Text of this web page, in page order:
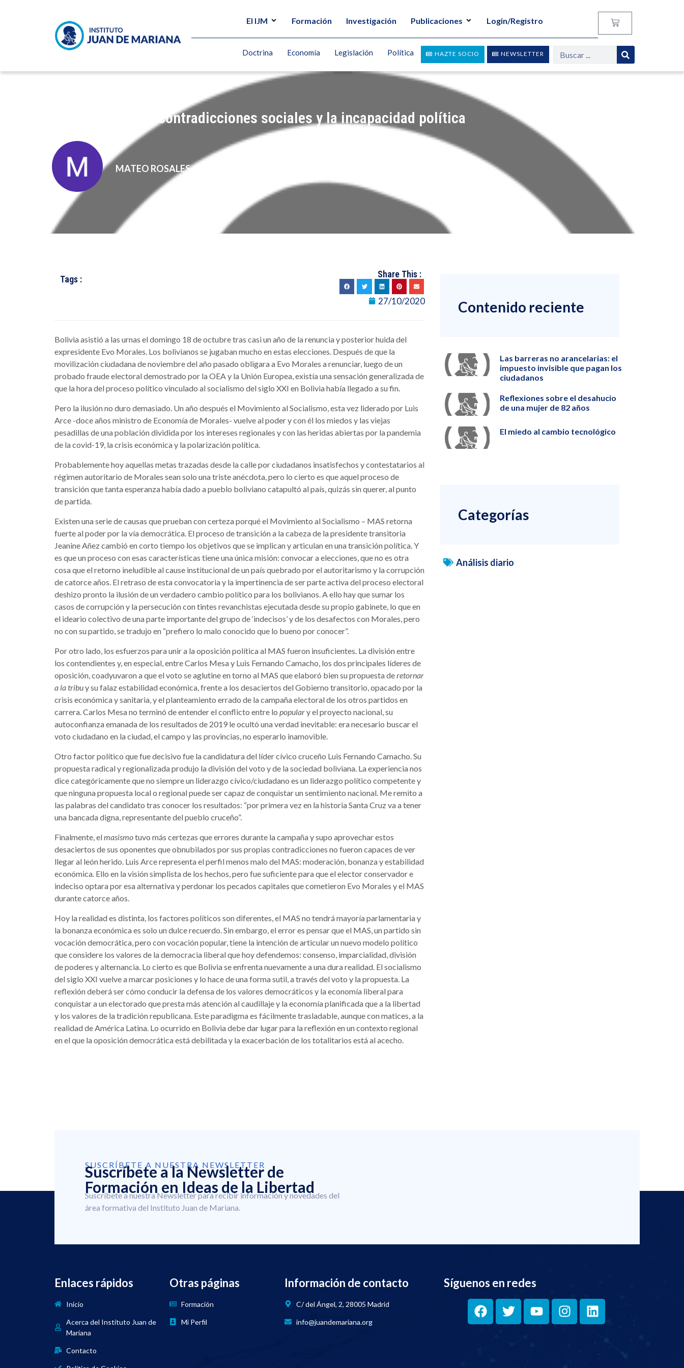
El IJM Formación Investigación Publicaciones Login/Registro
NEWSLETTER
HAZTE SOCIO
Doctrina Economía Legislación Política
Bolivia, entre las contradicciones sociales y la incapacidad política
MATEO ROSALES
Tags : Share This :
27/10/2020
Bolivia asistió a las urnas el domingo 18 de octubre tras casi un año de la renuncia y posterior huida del
expresidente Evo Morales. Los bolivianos se jugaban mucho en estas elecciones. Después de que la
movilización ciudadana de noviembre del año pasado obligara a Evo Morales a renunciar, luego de un
probado fraude electoral demostrado por la OEA y la Unión Europea, existía una sensación generalizada de
que la hora del proceso político vinculado al socialismo del siglo XXI en Bolivia había llegado a su fin.
Pero la ilusión no duro demasiado. Un año después el Movimiento al Socialismo, esta vez liderado por Luis
Arce -doce años ministro de Economía de Morales- vuelve al poder y con él los miedos y las viejas
pesadillas de una población dividida por los intereses regionales y con las heridas abiertas por la pandemia
de la covid-19, la crisis económica y la polarización política.
Probablemente hoy aquellas metas trazadas desde la calle por ciudadanos insatisfechos y contestatarios al
régimen autoritario de Morales sean solo una triste anécdota, pero lo cierto es que aquel proceso de
transición que tanta esperanza había dado a pueblo boliviano catapultó al país, quizás sin querer, al punto
de partida.
Existen una serie de causas que prueban con certeza porqué el Movimiento al Socialismo – MAS retorna
fuerte al poder por la vía democrática. El proceso de transición a la cabeza de la presidente transitoria
Jeanine Añez cambió en corto tiempo los objetivos que se implican y articulan en una transición política. Y
es que un proceso con esas características tiene una única misión: convocar a elecciones, que no es otra
cosa que el retorno ineludible al cause institucional de un país quebrado por el autoritarismo y la corrupción
de catorce años. El retraso de esta convocatoria y la impertinencia de ser parte activa del proceso electoral
deshizo pronto la ilusión de un verdadero cambio político para los bolivianos. A ello hay que sumar los
casos de corrupción y la persecución con tintes revanchistas ejecutada desde su propio gabinete, lo que en
el ideario colectivo de una parte importante del grupo de ‘indecisos’ y de los desafectos con Morales, pero
no con su partido, se tradujo en “prefiero lo malo conocido que lo bueno por conocer”.
Por otro lado, los esfuerzos para unir a la oposición política al MAS fueron insuficientes. La división entre
los contendientes y, en especial, entre Carlos Mesa y Luis Fernando Camacho, los dos principales líderes de
oposición, coadyuvaron a que el voto se aglutine en torno al MAS que elaboró bien su propuesta de retornar
a la tribuy su falaz estabilidad económica, frente a los desaciertos del Gobierno transitorio, opacado por la
crisis económica y sanitaria, y el planteamiento errado de la campaña electoral de los otros partidos en
carrera. Carlos Mesa no terminó de entender el conflicto entre lo populary el proyecto nacional, su
autoconfianza emanada de los resultados de 2019 le ocultó una verdad inevitable: era necesario buscar el
voto ciudadano en la ciudad, el campo y las provincias, no esperarlo inamovible.
Otro factor político que fue decisivo fue la candidatura del líder cívico cruceño Luis Fernando Camacho. Su
propuesta radical y regionalizada produjo la división del voto y de la sociedad boliviana. La experiencia nos
dice categóricamente que no siempre un liderazgo cívico/ciudadano es un liderazgo político competente y
que ninguna propuesta local o regional puede ser capaz de conquistar un sentimiento nacional. Me remito a
las palabras del candidato tras conocer los resultados: “por primera vez en la historia Santa Cruz va a tener
una bancada digna, representante del pueblo cruceño”.
Finalmente, el masismotuvo más certezas que errores durante la campaña y supo aprovechar estos
desaciertos de sus oponentes que obnubilados por sus propias contradicciones no fueron capaces de ver
llegar al león herido. Luis Arce representa el perfil menos malo del MAS: moderación, bonanza y estabilidad
económica. Ello en la visión simplista de los hechos, pero fue suficiente para que el elector conservador e
indeciso optara por esa alternativa y perdonar los pecados capitales que cometieron Evo Morales y el MAS
durante catorce años.
Hoy la realidad es distinta, los factores políticos son diferentes, el MAS no tendrá mayoría parlamentaria y
la bonanza económica es solo un dulce recuerdo. Sin embargo, el error es pensar que el MAS, un partido sin
vocación democrática, pero con vocación popular, tiene la intención de articular un nuevo modelo político
que considere los valores de la democracia liberal que hoy defendemos: consenso, imparcialidad, división
de poderes y alternancia. Lo cierto es que Bolivia se enfrenta nuevamente a una dura realidad. El socialismo
del siglo XXI vuelve a marcar posiciones y lo hace de una forma sutil, a través del voto y la propuesta. La
reflexión deberá ser cómo conducir la defensa de los valores democráticos y la economía liberal para
conquistar a un electorado que presta más atención al caudillaje y la economía planificada que a la libertad
y los valores de la tradición republicana. Este paradigma es fácilmente trasladable, aunque con matices, a la
realidad de América Latina. Lo ocurrido en Bolivia debe dar lugar para la reflexión en un contexto regional
en el que la oposición democrática está debilitada y la exacerbación de los totalitarios está al acecho.
Contenido reciente
Las barreras no arancelarias: el
impuesto invisible que pagan los
ciudadanos
Reflexiones sobre el desahucio
de una mujer de 82 años
El miedo al cambio tecnológico
Categorías
Análisis diario
SUSCRÍBETE A NUESTRA NEWSLETTER
Suscríbete a la Newsletter de
Formación en Ideas de la Libertad
Suscríbete a nuestra Newsletter para recibir información y novedades del
área formativa del Instituto Juan de Mariana.
Enlaces rápidos
Inicio
Acerca del Instituto Juan de
Mariana
Contacto
Otras páginas
Formación
Mi Perfil
Información de contacto
C/ del Ángel, 2, 28005 Madrid
info@juandemariana.org
Síguenos en redes